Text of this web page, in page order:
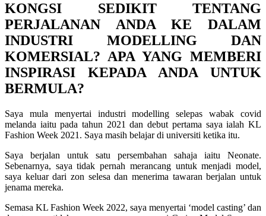
KONGSI SEDIKIT TENTANG
PERJALANAN ANDA KE DALAM
INDUSTRI MODELLING DAN
KOMERSIAL? APA YANG MEMBERI
INSPIRASI KEPADA ANDA UNTUK
BERMULA?
Saya mula menyertai industri modelling selepas wabak covid
melanda iaitu pada tahun 2021 dan debut pertama saya ialah KL
Fashion Week 2021. Saya masih belajar di universiti ketika itu.
Saya berjalan untuk satu persembahan sahaja iaitu Neonate.
Sebenarnya, saya tidak pernah merancang untuk menjadi model,
saya keluar dari zon selesa dan menerima tawaran berjalan untuk
jenama mereka.
Semasa KL Fashion Week 2022, saya menyertai ‘model casting’ dan